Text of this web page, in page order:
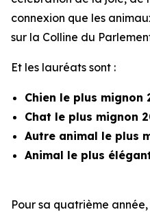
connexion que les
sur la Colline du
Et les lauréats sont :
Chien le plus mignon
Chat le plus mignon
Autre animal le plus
Animal le plus
Pour sa quatrième